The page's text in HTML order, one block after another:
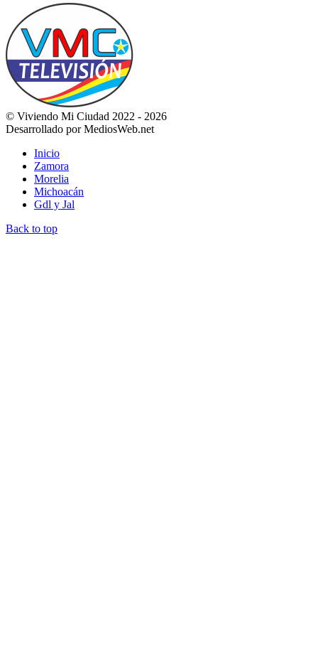
© Viviendo Mi Ciudad 2022 - 2026
Desarrollado por MediosWeb.net
Inicio
Zamora
Morelia
Michoacán
Gdl y Jal
Back to top